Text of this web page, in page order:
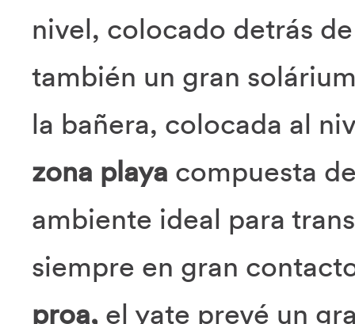
nivel, colocado detrás
también un gran
la bañera, colocada al
zona playa compuesta
ambiente ideal para
siempre en gran
proa, el yate prevé un